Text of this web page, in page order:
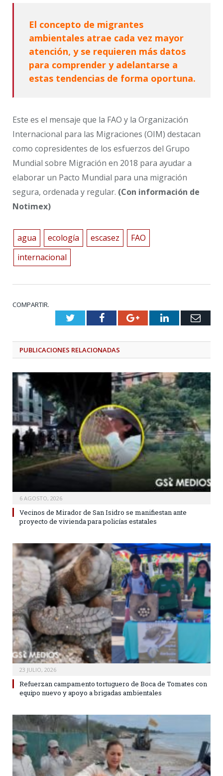
El concepto de migrantes
ambientales atrae cada vez mayor
atención, y se requieren más datos
para comprender y adelantarse a
estas tendencias de forma oportuna.
Este es el mensaje que la FAO y la Organización
Internacional para las Migraciones (OIM) destacan
como copresidentes de los esfuerzos del Grupo
Mundial sobre Migración en 2018 para ayudar a
elaborar un Pacto Mundial para una migración
segura, ordenada y regular. (Con información de
Notimex)
agua ecología escasez
FAO
internacional
COMPARTIR.
TwitterFacebookGoogle+LinkedIn
PUBLICACIONES RELACIONADAS
6 AGOSTO, 2026
Vecinos de Mirador de San Isidro se manifiestan ante
proyecto de vivienda para policías estatales
23 JULIO, 2026
Refuerzan campamento tortuguero de Boca de Tomates con
equipo nuevo y apoyo a brigadas ambientales